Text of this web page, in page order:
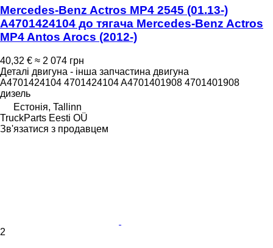
Mercedes-Benz Actros MP4 2545 (01.13-)
A4701424104 до тягача Mercedes-Benz Actros
MP4 Antos Arocs (2012-)
40,32 € ≈ 2 074 грн
Деталі двигуна - інша запчастина двигуна
A4701424104 4701424104 A4701401908 4701401908
дизель
Естонія, Tallinn
TruckParts Eesti OÜ
Зв'язатися з продавцем
2